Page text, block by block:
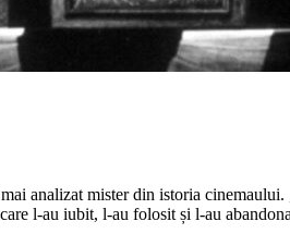
analizat mister din istoria
l-au iubit, l-au folosit și l-au